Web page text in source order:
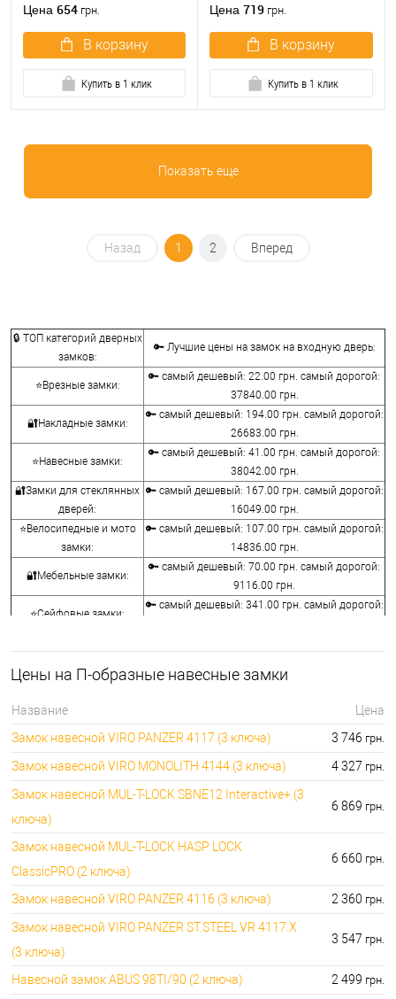
Цена 654 грн.
В корзину
Купить в 1 клик
Цена 719 грн.
В корзину
Купить в 1 клик
Показать еще
Назад 1 2 Вперед
🔒 ТОП категорий дверных
замков:
🔑 Лучшие цены на замок на входную дверь:
⭐Врезные замки:
🔑 самый дешевый: 22.00 грн. самый дорогой:
37840.00 грн.
🔐Накладные замки:
🔑 самый дешевый: 194.00 грн. самый дорогой:
26683.00 грн.
⭐Навесные замки:
🔑 самый дешевый: 41.00 грн. самый дорогой:
38042.00 грн.
🔐Замки для стеклянных
дверей:
🔑 самый дешевый: 167.00 грн. самый дорогой:
16049.00 грн.
⭐Велосипедные и мото
замки:
🔑 самый дешевый: 107.00 грн. самый дорогой:
14836.00 грн.
🔐Мебельные замки:
🔑 самый дешевый: 70.00 грн. самый дорогой:
9116.00 грн.
⭐Сейфовые замки:
🔑 самый дешевый: 341.00 грн. самый дорогой:
🔐Кодовые замки:
⭐Противопожарная
🔑 самый дешевый: 290.00 грн. самый дорогой:
🔐Замки для ролетов:
🔑 самый дешевый: 600.00 грн. самый дорогой:
660.00 грн.
Цены на П-образные навесные замки
Название
Цена
Замок навесной VIRO PANZER 4117 (3 ключа)
3 746 грн.
Замок навесной VIRO MONOLITH 4144 (3 ключа) 4 327 грн.
Замок навесной MUL-T-LOCK SBNE12 Interactive+ (3
ключа)
6 869 грн.
Замок навесной MUL-T-LOCK HASP LOCK
ClassicPRO (2 ключа)
6 660 грн.
Замок навесной VIRO PANZER 4116 (3 ключа) 2 360 грн.
Замок навесной VIRO PANZER ST.STEEL VR 4117.X
(3 ключа)
3 547 грн.
Навесной замок ABUS 98TI/90 (2 ключа) 2 499 грн.